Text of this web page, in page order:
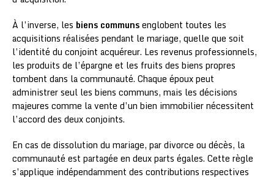
À l’inverse, les biens communsenglobent toutes les
acquisitions réalisées pendant le mariage, quelle que soit
l’identité du conjoint acquéreur. Les revenus professionnels,
les produits de l’épargne et les fruits des biens propres
tombent dans la communauté. Chaque époux peut
administrer seul les biens communs, mais les décisions
majeures comme la vente d’un bien immobilier nécessitent
l’accord des deux conjoints.
En cas de dissolution du mariage, par divorce ou décès, la
communauté est partagée en deux parts égales. Cette règle
s’applique indépendamment des contributions respectives